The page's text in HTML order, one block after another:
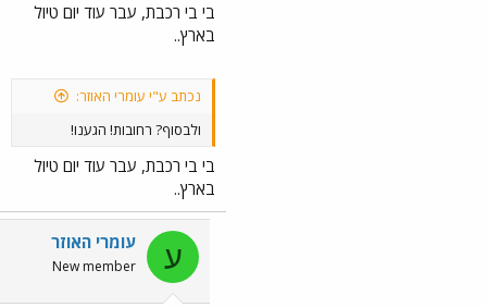
בי בי רכבת, עבר עוד יום טיול
בארץ..
נכתב ע"י עומרי האוזר:
ולבסוף? רחובות! הגענו!
בי בי רכבת, עבר עוד יום טיול
בארץ..
ע עומרי האוזר
New member